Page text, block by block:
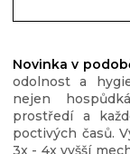
Novinka v
odolnost a
nejen
prostředí a
poctivých časů.
3x - 4x vyšší